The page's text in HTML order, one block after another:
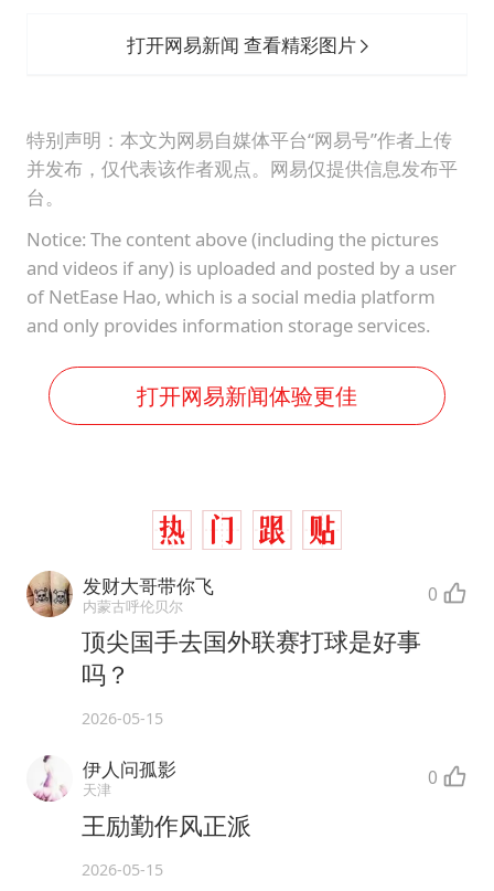
打开网易新闻 查看精彩图片
特别声明：本文为网易自媒体平台“网易号”作者上传
并发布，仅代表该作者观点。网易仅提供信息发布平
台。
Notice: The content above (including the pictures
and videos if any) is uploaded and posted by a user
of NetEase Hao, which is a social media platform
and only provides information storage services.
打开网易新闻体验更佳
发财大哥带你飞
内蒙古呼伦贝尔 0
顶尖国手去国外联赛打球是好事
吗？
2026-05-15
伊人问孤影
天津 0
王励勤作风正派
2026-05-15